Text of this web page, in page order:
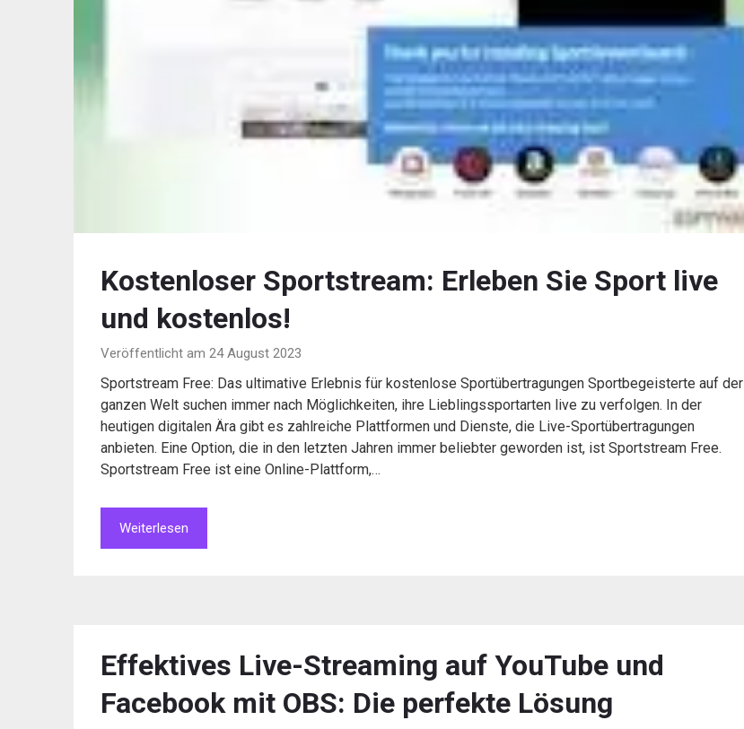
Kostenloser Sportstream: Erleben Sie Sport live
und kostenlos!
Veröffentlicht am 24 August 2023
Sportstream Free: Das ultimative Erlebnis für kostenlose Sportübertragungen Sportbegeisterte auf der
ganzen Welt suchen immer nach Möglichkeiten, ihre Lieblingssportarten live zu verfolgen. In der
heutigen digitalen Ära gibt es zahlreiche Plattformen und Dienste, die Live-Sportübertragungen
anbieten. Eine Option, die in den letzten Jahren immer beliebter geworden ist, ist Sportstream Free.
Sportstream Free ist eine Online-Plattform,…
Weiterlesen
Effektives Live-Streaming auf YouTube und
Facebook mit OBS: Die perfekte Lösung